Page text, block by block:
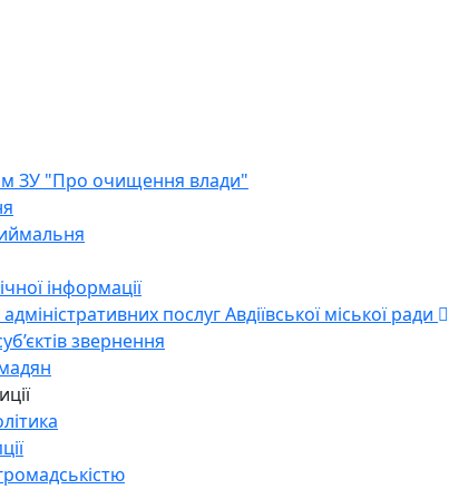
ЗУ "Про очищення влади"
інформації
послуг Авдіївської міської ради
звернення